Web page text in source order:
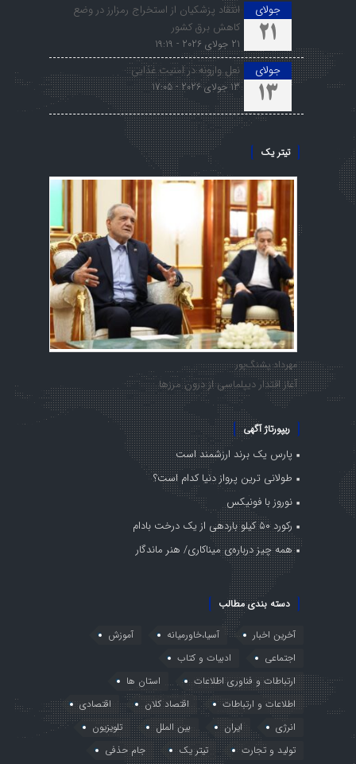
جولای
21
انتقاد پزشکیان از استخراج رمزارز در وضع
کاهش برق کشور
21 جولای 2026 - 19:19
جولای
13
نعل وارونه در امنیت غذایی
13 جولای 2026 - 17:05
تیتر یک
مهرداد پشنگ‌پور
آغاز اقتدار دیپلماسی از درون مرزها
ریپورتاژ آگهی
پارس یک برند ارزشمند است
طولانی ترین پرواز دنیا کدام است؟
نوروز با فونیکس
رکورد ۵۰ کیلو باردهی از یک درخت بادام
همه چیز درباره‌ی میناکاری/ هنر ماندگار
دسته بندی مطالب
آخرین اخبار آسیا،خاورمیانه
آموزش
اجتماعی
ادبیات و کتاب
ارتباطات و فناوری اطلاعات
استان ها
اطلاعات و ارتباطات
اقتصاد کلان
اقتصادی
انرژی
ایران بین الملل
تلویزیون
تولید و تجارت
تیتر یک
جام حذفی